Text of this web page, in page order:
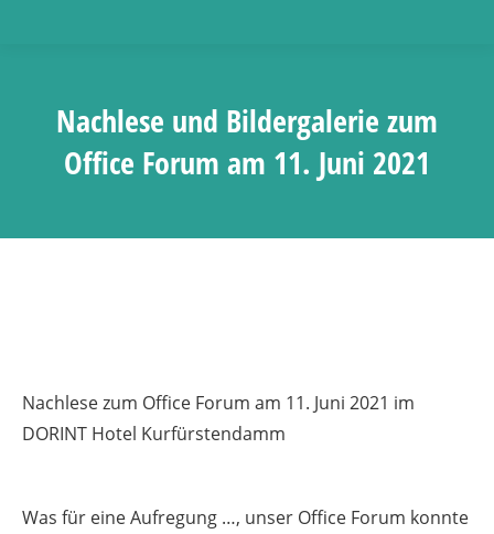
Nachlese und Bildergalerie zum
Office Forum am 11. Juni 2021
Nachlese zum Office Forum am 11. Juni 2021 im
DORINT Hotel Kurfürstendamm
Was für eine Aufregung …, unser Office Forum konnte